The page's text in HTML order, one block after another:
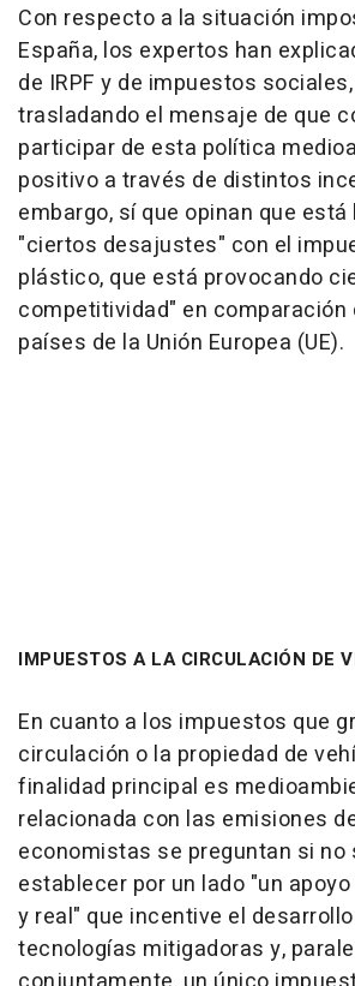
Con respecto a la situación
España, los expertos han
de IRPF y de impuestos
trasladando el mensaje de que
participar de esta política
positivo a través de distintos
embargo, sí que opinan que está
"ciertos desajustes" con el
plástico, que está provocando
competitividad" en comparación
países de la Unión Europea (UE).
IMPUESTOS A LA CIRCULACIÓN DE
En cuanto a los impuestos que
circulación o la propiedad de
finalidad principal es
relacionada con las emisiones
economistas se preguntan si no
establecer por un lado "un
y real" que incentive el
tecnologías mitigadoras y,